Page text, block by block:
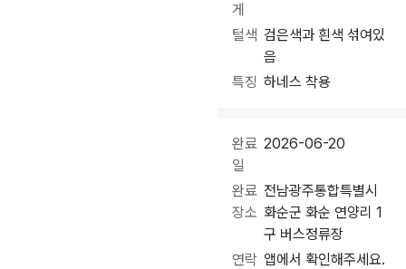
게
털색 검은색과 흰색 섞여있
음
특징 하네스 착용
완료
일
2026-06-20
완료
장소
전남광주통합특별시
화순군 화순 연양리 1
구 버스정류장
연락 앱에서 확인해주세요.